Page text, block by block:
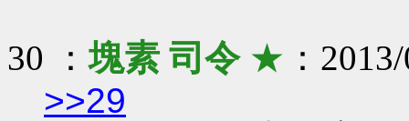
30 ：塊素 司令★ ：
>>29